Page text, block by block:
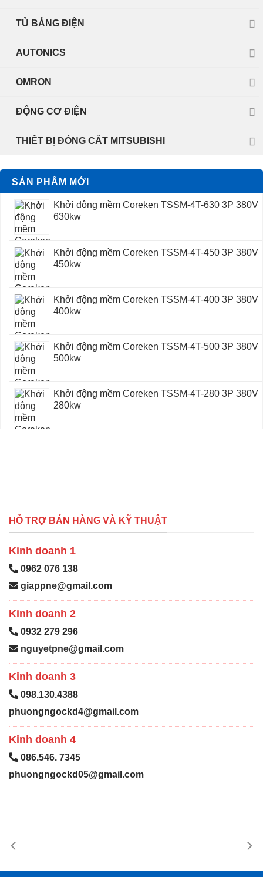
TỦ BẢNG ĐIỆN
AUTONICS
OMRON
ĐỘNG CƠ ĐIỆN
THIẾT BỊ ĐÓNG CẮT MITSUBISHI
SẢN PHẨM MỚI
Khởi động mềm Coreken TSSM-4T-630 3P 380V
630kw
Khởi động mềm Coreken TSSM-4T-450 3P 380V
450kw
Khởi động mềm Coreken TSSM-4T-400 3P 380V
400kw
Khởi động mềm Coreken TSSM-4T-500 3P 380V
500kw
Khởi động mềm Coreken TSSM-4T-280 3P 380V
280kw
HỖ TRỢ BÁN HÀNG VÀ KỸ THUẬT
Kinh doanh 1
0962 076 138
giappne@gmail.com
Kinh doanh 2
0932 279 296
nguyetpne@gmail.com
Kinh doanh 3
098.130.4388
phuongngockd4@gmail.com
Kinh doanh 4
086.546. 7345
phuongngockd05@gmail.com